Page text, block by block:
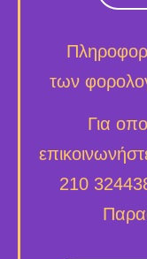
των
Για
210